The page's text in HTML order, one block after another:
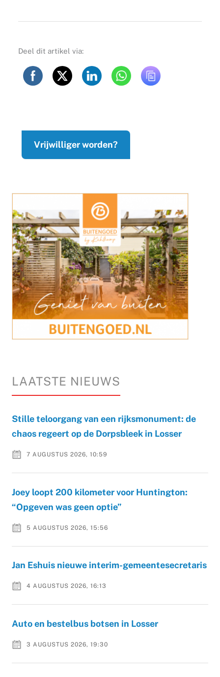
Deel dit artikel via:
Vrijwilliger worden?
LAATSTE NIEUWS
Stille teloorgang van een rijksmonument: de
chaos regeert op de Dorpsbleek in Losser
7 AUGUSTUS 2026, 10:59
Joey loopt 200 kilometer voor Huntington:
“Opgeven was geen optie”
5 AUGUSTUS 2026, 15:56
Jan Eshuis nieuwe interim-gemeentesecretaris
4 AUGUSTUS 2026, 16:13
Auto en bestelbus botsen in Losser
3 AUGUSTUS 2026, 19:30